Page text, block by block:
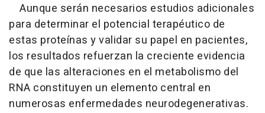
Aunque serán necesarios estudios adicionales
para determinar el potencial terapéutico de
estas proteínas y validar su papel en pacientes,
los resultados refuerzan la creciente evidencia
de que las alteraciones en el metabolismo del
RNA constituyen un elemento central en
numerosas enfermedades neurodegenerativas.